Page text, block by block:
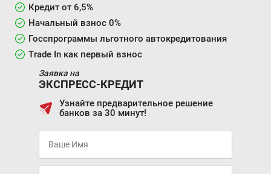
Кредит от 6,5%
Начальный взнос 0%
Госспрограммы льготного автокредитования
Trade In как первый взнос
Заявка на
ЭКСПРЕСС-КРЕДИТ
Узнайте предварительное решение
банков за 30 минут!